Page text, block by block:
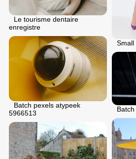
Small
Le tourisme dentaire
enregistre
Batch pexels atypeek
5966513